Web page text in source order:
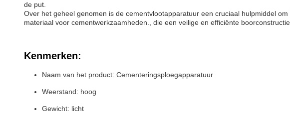
de put.
Over het geheel genomen is de cementvlootapparatuur een cruciaal hulpmiddel
materiaal voor cementwerkzaamheden., die een veilige en efficiënte
Kenmerken:
Naam van het product: Cementeringsploegapparatuur
Weerstand: hoog
Gewicht: licht